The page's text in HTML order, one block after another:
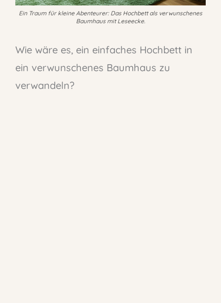
Ein Traum für kleine Abenteurer: Das Hochbett als verwunschenes
Baumhaus mit Leseecke.
Wie wäre es, ein einfaches Hochbett in
ein verwunschenes Baumhaus zu
verwandeln?